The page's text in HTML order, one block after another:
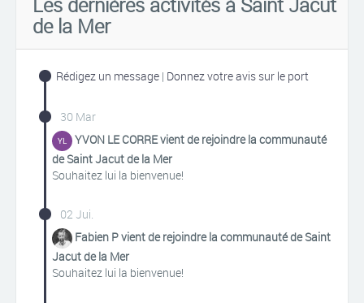
de la Mer
Rédigez un message | Donnez votre avis sur le port
30 Mar
YVON LE CORRE vient de rejoindre la communauté
de Saint Jacut de la Mer
Souhaitez lui la bienvenue!
02 Jui.
Fabien P vient de rejoindre la communauté de Saint
Jacut de la Mer
Souhaitez lui la bienvenue!